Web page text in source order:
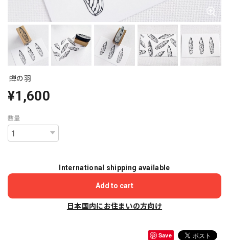
蝉の羽
¥1,600
数量
International shipping available
Add to cart
日本国内にお住まいの方向け
Save